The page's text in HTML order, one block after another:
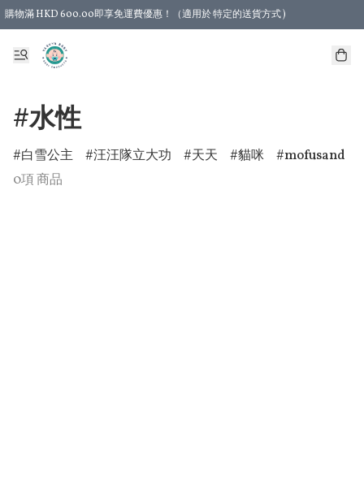
購物滿 HKD 600.00即享免運費優惠！（適用於 特定的送貨方式 )
#水性
白雪公主 汪汪隊立大功 天天 貓咪
mofusand
0項 商品